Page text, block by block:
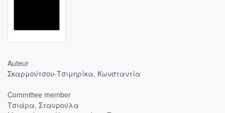
Auteur
Σκαρμούτσου-Τσιμηρίκα, Κωνσταντία
Committee member
Τσιάρα, Σταυρούλα